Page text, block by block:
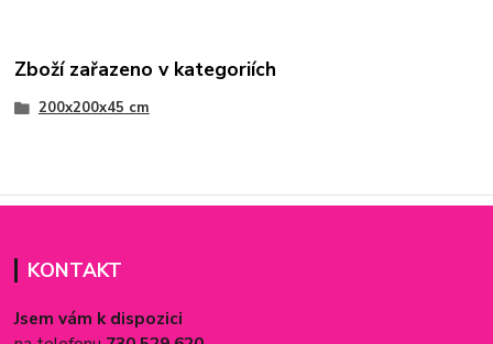
Zboží zařazeno v kategoriích
200x200x45 cm
KONTAKT
Jsem vám k dispozici